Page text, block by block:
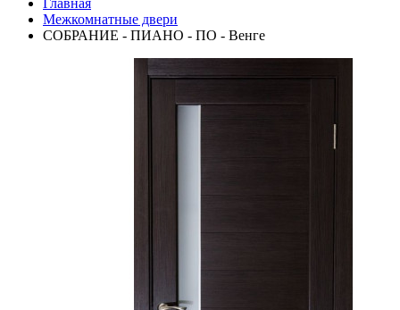
Межкомнатные двери
СОБРАНИЕ - ПИАНО - ПО - Венге